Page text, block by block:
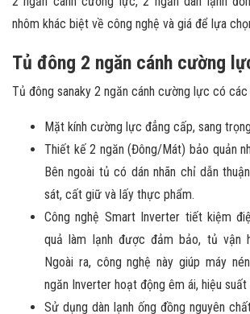
nhôm khác biệt về công nghệ và giá để lựa
Tủ đông 2 ngăn cánh cường
Tủ đông sanaky 2 ngăn cánh cường lực có
Mặt kính cường lực đẳng cấp, sang trọng
Thiết kế 2 ngăn (Đông/Mát) bảo quản
Bên ngoài tủ có dán nhãn chỉ dẫn
sát, cất giữ và lấy thực phẩm.
Công nghệ Smart Inverter tiết kiệm
quả làm lạnh được đảm bảo, tủ vận
Ngoài ra, công nghệ này giúp máy
ngăn Inverter hoạt động êm ái, hiệu
Sử dụng dàn lạnh ống đồng nguyên